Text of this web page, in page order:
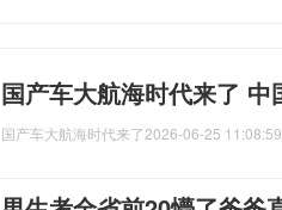
国产车大航海时代来了
国产车大航海时代来了2026-06-25 11:08:59